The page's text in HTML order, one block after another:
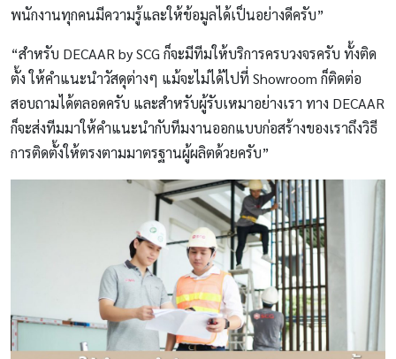
พนักงานทุกคนมีความรู้และให้ข้อมูลได้เป็นอย่างดีครับ”
“สำหรับ DECAAR by SCG ก็จะมีทีมให้บริการครบวงจรครับ ทั้งติด
ตั้ง ให้คำแนะนำวัสดุต่างๆ แม้จะไม่ได้ไปที่ Showroom ก็ติดต่อ
สอบถามได้ตลอดครับ และสำหรับผู้รับเหมาอย่างเรา ทาง DECAAR
ก็จะส่งทีมมาให้คำแนะนำกับทีมงานออกแบบก่อสร้างของเราถึงวิธี
การติดตั้งให้ตรงตามมาตรฐานผู้ผลิตด้วยครับ”